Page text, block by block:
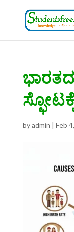
byadmin | Feb